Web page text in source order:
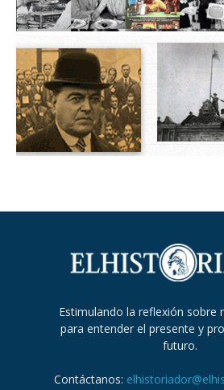
Estimulando la reflexión sobre
para entender el presente y
futuro.
Contáctanos: